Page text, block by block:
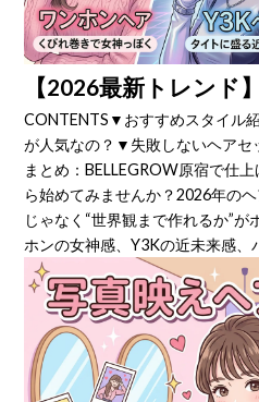
CONTENTS▼おすすめスタイル
が人気なの？▼失敗しないヘア
まとめ：BELLEGROW原宿で仕
ら始めてみませんか？2026年の
じゃなく“世界観まで作れるか”
ホンの女神感、Y3Kの近未来感、